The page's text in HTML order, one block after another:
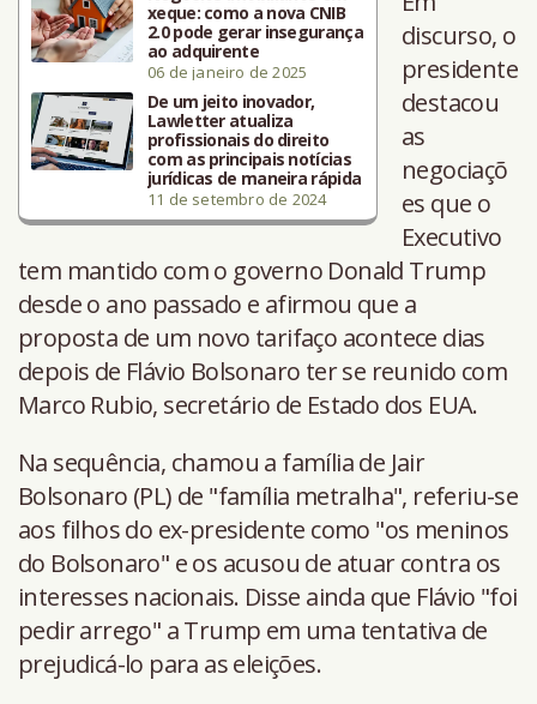
xeque: como a nova CNIB
2.0 pode gerar insegurança
ao adquirente
06 de janeiro de 2025
De um jeito inovador,
Lawletter atualiza
profissionais do direito
com as principais notícias
jurídicas de maneira rápida
11 de setembro de 2024
discurso, o
presidente
destacou
as
negociaçõ
es que o
Executivo
tem mantido com o governo Donald Trump
desde o ano passado e afirmou que a
proposta de um novo tarifaço acontece dias
depois de Flávio Bolsonaro ter se reunido com
Marco Rubio, secretário de Estado dos EUA.
Na sequência, chamou a família de Jair
Bolsonaro (PL) de "família metralha", referiu-se
aos filhos do ex-presidente como "os meninos
do Bolsonaro" e os acusou de atuar contra os
interesses nacionais. Disse ainda que Flávio "foi
pedir arrego" a Trump em uma tentativa de
prejudicá-lo para as eleições.